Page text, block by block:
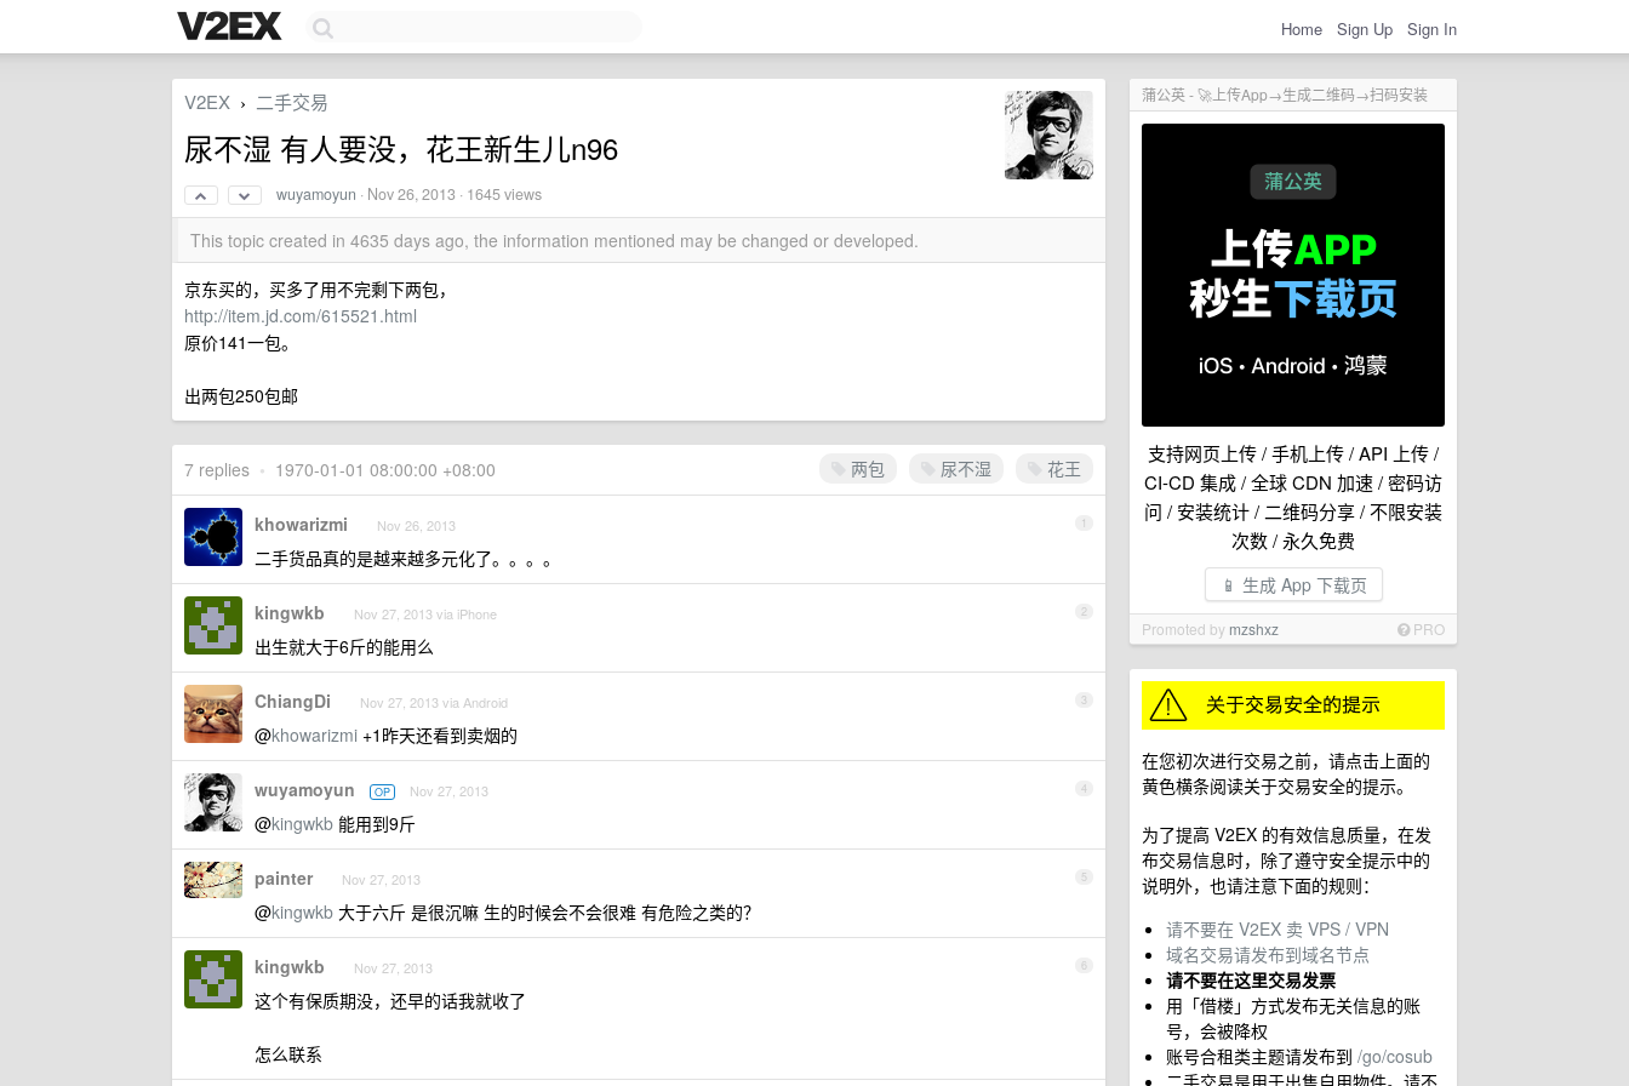
Home Sign Up Sign In
蒲公英 - 🚀上传App→生成二维码→扫码安装
支持网页上传 / 手机上传 / API 上传 /
CI-CD 集成 / 全球 CDN 加速 / 密码访
问 / 安装统计 / 二维码分享 / 不限安装
次数 / 永久免费
📱 生成 App 下载页
Promoted by mzshxz PRO
在您初次进行交易之前，请点击上面的
黄色横条阅读关于交易安全的提示。
为了提高 V2EX 的有效信息质量，在发
布交易信息时，除了遵守安全提示中的
说明外，也请注意下面的规则：
请不要在 V2EX 卖 VPS / VPN
域名交易请发布到域名节点
请不要在这里交易发票
用「借楼」方式发布无关信息的账
号，会被降权
账号合租类主题请发布到 /go/cosub
二手交易是用于出售自用物件。请不
V2EX › 二手交易
尿不湿 有人要没，花王新生儿n96
wuyamoyun · Nov 26, 2013 · 1645 views
This topic created in 4635 days ago, the information mentioned may be changed or developed.
京东买的，买多了用不完剩下两包，
http://item.jd.com/615521.html
原价141一包。
出两包250包邮
两包 尿不湿 花王
7 replies • 1970-01-01 08:00:00 +08:00
1
khowarizmi Nov 26, 2013
二手货品真的是越来越多元化了。。。。
2
kingwkb Nov 27, 2013 via iPhone
出生就大于6斤的能用么
3
ChiangDi Nov 27, 2013 via Android
@khowarizmi +1昨天还看到卖烟的
4
wuyamoyun OP Nov 27, 2013
@kingwkb 能用到9斤
5
painter Nov 27, 2013
@kingwkb 大于六斤 是很沉嘛 生的时候会不会很难 有危险之类的？
6
kingwkb Nov 27, 2013
这个有保质期没，还早的话我就收了
怎么联系